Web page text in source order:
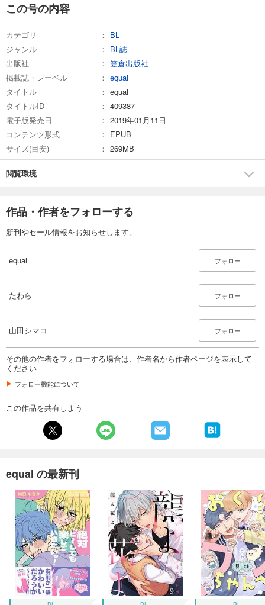
equal vol.104β
あらすじを表示する
equal vol.104α
あらすじを表示する
あらすじを表示する
カート
試し読み
440 円 (税込)
カート
あらすじを表示する
equal vol.102α
あらすじを表示する
equal vol.101β
660円 (税込)
カート
試し読み
あらすじを表示する
equal vol.101α
この号の内容
カテゴリ
BL
ジャンル
BL誌
出版社
笠倉出版社
掲載誌・レーベル
equal
タイトル
equal
タイトルID
409387
電子版発売日
2019年01月11日
コンテンツ形式
EPUB
サイズ(目安)
269MB
閲覧環境
作品・作者をフォローする
新刊やセール情報をお知らせします。
equal フォロー
たわら フォロー
山田シマコ フォロー
その他の作者をフォローする場合は、作者名から作者ページを表示して
ください
フォロー機能について
この作品を共有しよう
equal の最新刊